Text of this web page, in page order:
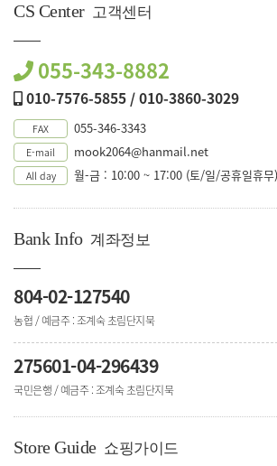
CS Center 고객센터
055-343-8882
010-7576-5855 / 010-3860-3029
FAX 055-346-3343
E-mail mook2064@hanmail.net
All day 월-금 : 10:00 ~ 17:00 (토/일/공휴일휴무)
Bank Info 계좌정보
804-02-127540
농협 / 예금주 : 조계숙 초림단지묵
275601-04-296439
국민은행 / 예금주 : 조계숙 초림단지묵
Store Guide 쇼핑가이드